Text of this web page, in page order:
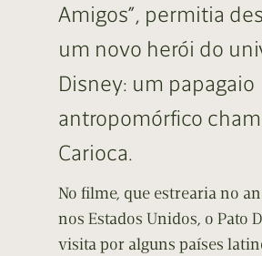
Amigos”, permitia
um novo herói do
Disney: um papagaio
antropomórfico
Carioca.
No filme, que estrearia no
nos Estados Unidos, o Pato
visita por alguns países